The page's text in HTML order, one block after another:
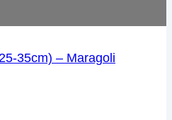
35cm) – Maragoli